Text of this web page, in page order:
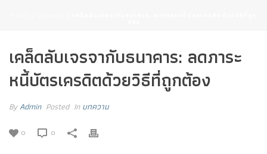
เคล็ดลับเจรจากับธนาคาร: ลดภาระ
หนี้บัตรเครดิตด้วยวิธีที่ถูกต้อง
ByAdmin Posted Inบทความ
0 0